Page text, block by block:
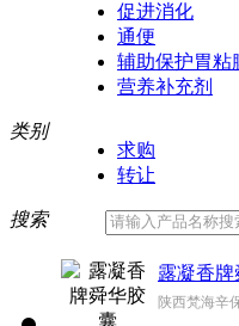
促进消化
通便
辅助保护胃粘
营养补充剂
类别
求购
转让
搜索
露凝香
陕西梵海辛